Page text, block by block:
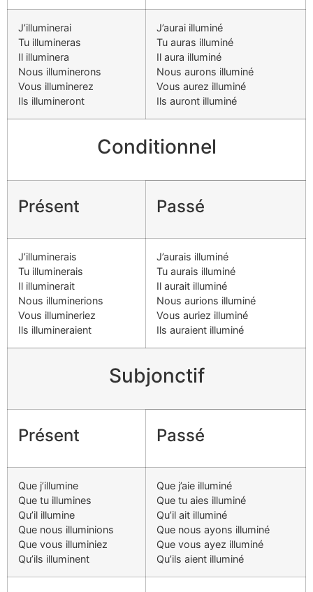
J’illuminerai
Tu illumineras
Il illuminera
Nous illuminerons
Vous illuminerez
Ils illumineront
J’aurai illuminé
Tu auras illuminé
Il aura illuminé
Nous aurons illuminé
Vous aurez illuminé
Ils auront illuminé
Conditionnel
Présent Passé
J’illuminerais
Tu illuminerais
Il illuminerait
Nous illuminerions
Vous illumineriez
Ils illumineraient
J’aurais illuminé
Tu aurais illuminé
Il aurait illuminé
Nous aurions illuminé
Vous auriez illuminé
Ils auraient illuminé
Subjonctif
Présent Passé
Que j’illumine
Que tu illumines
Qu’il illumine
Que nous illuminions
Que vous illuminiez
Qu’ils illuminent
Que j’aie illuminé
Que tu aies illuminé
Qu’il ait illuminé
Que nous ayons illuminé
Que vous ayez illuminé
Qu’ils aient illuminé